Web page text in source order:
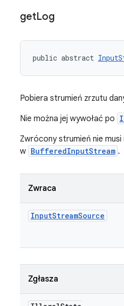
getLog
public abstract
Pobiera strumień zrzutu
Nie można jej wywołać po
Zwrócony strumień nie
w BufferedInputStream .
Zwraca
InputStreamSource
Zgłasza